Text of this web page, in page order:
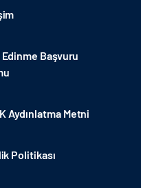
Başvuru
Aydınlatma Metni
Politikası